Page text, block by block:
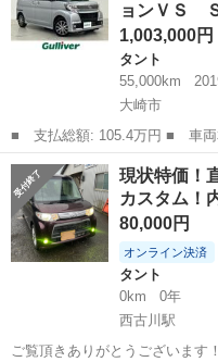
ョンＶＳ
1,003,000円
タント
55,000km
大崎市
■ 支払総額: 105.4万円 ■ 車両本体価格： 1,003,000 円 ■ メーカ
ー名： ダイハツ ■ 車種名：
Ｘ トップエディションＶＳ
スマアシ...
宮城 大崎市 タント
現状特価！
カスタム！
80,000円
オンライン決済
タント
0km
0年
西古川駅
ご覧頂きありがとうございます